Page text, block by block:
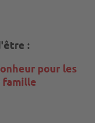
:
pour les
famille